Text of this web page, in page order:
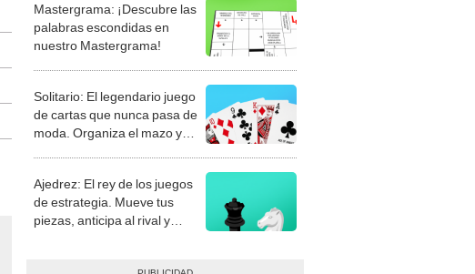
Mastergrama: ¡Descubre las
palabras escondidas en
nuestro Mastergrama!
Solitario: El legendario juego
de cartas que nunca pasa de
moda. Organiza el mazo y
Ajedrez: El rey de los juegos
de estrategia. Mueve tus
piezas, anticipa al rival y